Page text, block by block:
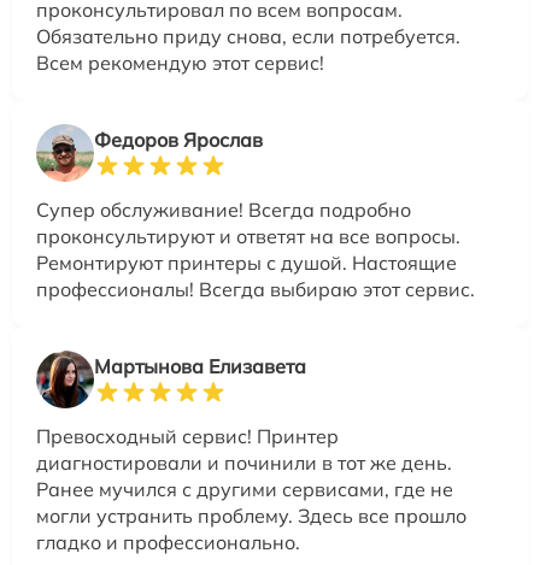
проконсультировал по всем вопросам.
Обязательно приду снова, если потребуется.
Всем рекомендую этот сервис!
Федоров Ярослав
Супер обслуживание! Всегда подробно
проконсультируют и ответят на все вопросы.
Ремонтируют принтеры с душой. Настоящие
профессионалы! Всегда выбираю этот сервис.
Мартынова Елизавета
Превосходный сервис! Принтер
диагностировали и починили в тот же день.
Ранее мучился с другими сервисами, где не
могли устранить проблему. Здесь все прошло
гладко и профессионально.